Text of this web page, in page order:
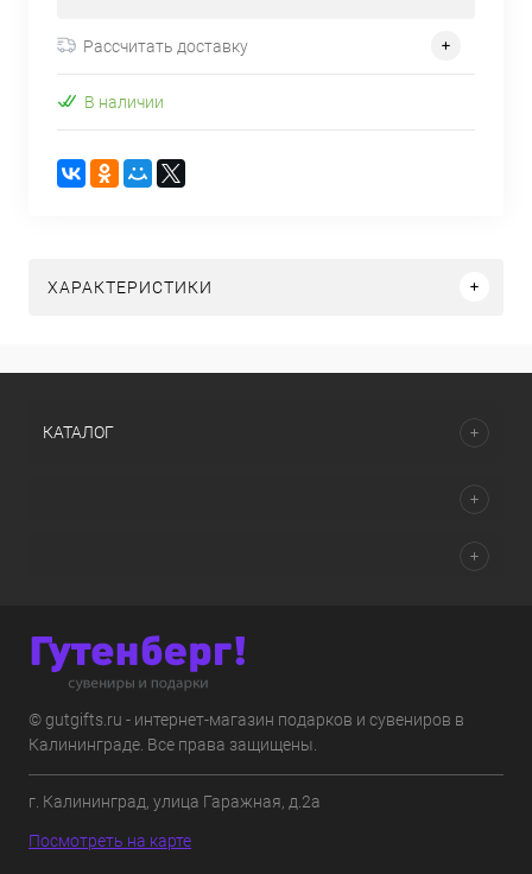
Рассчитать доставку
В наличии
ХАРАКТЕРИСТИКИ
КАТАЛОГ
© gutgifts.ru - интернет-магазин подарков и сувениров в
Калининграде. Все права защищены.
г. Калининград, улица Гаражная, д.2а
Посмотреть на карте